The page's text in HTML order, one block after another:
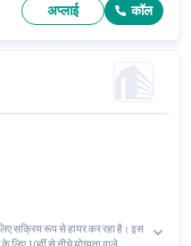
अप्लाई कॉल
सक्रिय रूप से हायर कर रहा है। इस